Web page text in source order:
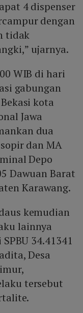
4 dispenser
dengan
tidak
ujarnya.
WIB di hari
gabungan
kota
Jawa
dua
dan MA
Depo
Dawuan Barat
Karawang.
kemudian
lainnya
34.41341
Desa
tersebut